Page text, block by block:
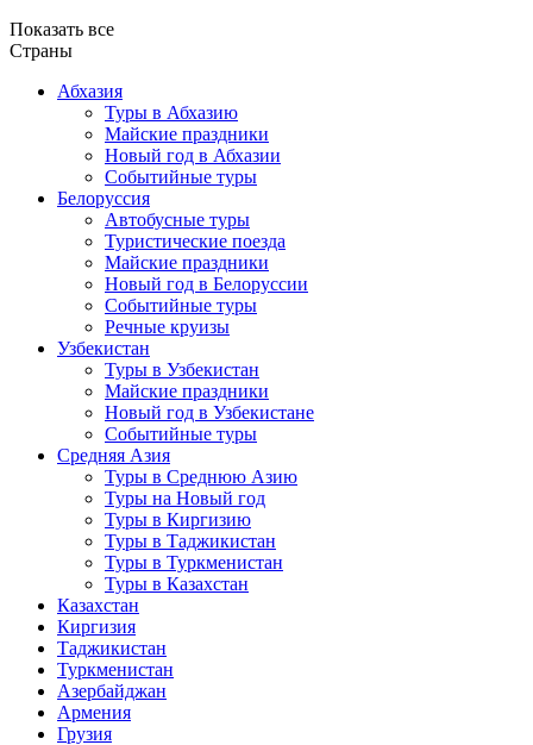
Показать все
Страны
Абхазия
Туры в Абхазию
Майские праздники
Новый год в Абхазии
Событийные туры
Белоруссия
Автобусные туры
Туристические поезда
Майские праздники
Новый год в Белоруссии
Событийные туры
Речные круизы
Узбекистан
Туры в Узбекистан
Майские праздники
Новый год в Узбекистане
Событийные туры
Средняя Азия
Туры в Среднюю Азию
Туры на Новый год
Туры в Киргизию
Туры в Таджикистан
Туры в Туркменистан
Туры в Казахстан
Казахстан
Киргизия
Таджикистан
Туркменистан
Азербайджан
Армения
Грузия